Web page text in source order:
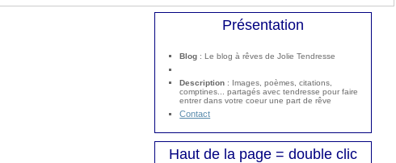
Présentation
Blog : Le blog à rêves de Jolie Tendresse
Description : Images, poèmes, citations,
comptines... partagés avec tendresse pour faire
entrer dans votre coeur une part de rêve
Contact
Haut de la page = double clic